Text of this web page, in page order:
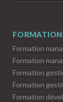
Formation
Formation
Formation
Formation
Formation